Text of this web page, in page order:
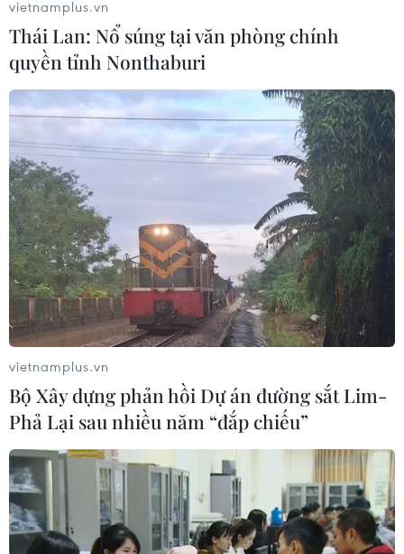
Phấn đấu đến ngày 30/9 cơ bản kiểm soát
dịch tại một số địa phương
14/09/2021 00:05
Thủ tướng yêu cầu các địa phương phải đưa ra mục
tiêu cụ thể khi thực hiện giãn cách xã hội để phòng,
chống dịch... Cố gắng càng sớm, càng tốt, nhưng chậm
nhất đến 30/9 phải kiểm soát được dịch bệnh.
vietnamplus.vn
Thái Lan: Nổ súng tại văn phòng chính
quyền tỉnh Nonthaburi
vietnamplus.vn
Bộ Xây dựng phản hồi Dự án đường sắt Lim-
Phả Lại sau nhiều năm “đắp chiếu”